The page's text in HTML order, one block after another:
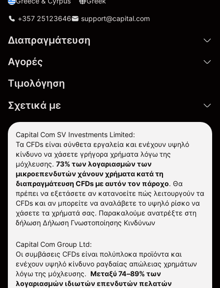
+357 25123646 support@capital.com
Διαπραγμάτευση
Αγορές
Τιμολόγηση
Σχετικά με
Capital Com SV Investments Limited:
Τα CFDs είναι σύνθετα εργαλεία και ενέχουν υψηλό
κίνδυνο να χάσετε γρήγορα χρήματα λόγω της
μόχλευσης. 73% των λογαριασμών των
μικροεπενδυτών χάνουν χρήματα κατά τη
διαπραγμάτευση CFDs με αυτόν τον πάροχο. Θα
πρέπει να εξετάσετε αν κατανοείτε πώς λειτουργούν τα
CFDs και αν μπορείτε να αναλάβετε το υψηλό ρίσκο να
χάσετε τα χρήματά σας. Παρακαλούμε ανατρέξτε στη
δήλωση Δήλωση Γνωστοποίησης Κινδύνων
Capital Com Group Ltd:
Οι συμβάσεις CFDs είναι πολύπλοκα προϊόντα και
ενέχουν υψηλό κίνδυνο ραγδαίας απώλειας χρημάτων
λόγω της μόχλευσης. Μεταξύ 74–89% των
λογαριασμών ιδιωτών επενδυτών πελατών